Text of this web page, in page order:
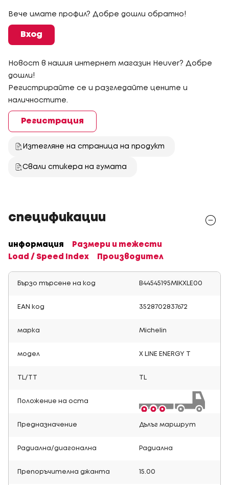
Вече имате профил? Добре дошли обратно!
Вход
Новост в нашия интернет магазин Heuver? Добре
дошли!
Регистрирайте се и разгледайте цените и
наличностите.
Регистрация
Изтегляне на страница на продукт
Свали стикера на гумата
спецификации
информация
Размери и тежести
Load / Speed Index
Производител
Бързо търсене на код B44545195MIKXLE00
EAN код 3528702837672
марка Michelin
модел X LINE ENERGY T
TL/TT
Положение на оста
Предназначение Дълъг маршрут
Радиална/диагонална Радиална
Препоръчителна джанта 15.00